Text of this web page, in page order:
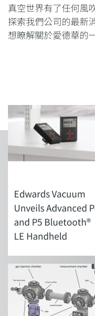
真空世界有了任何風
探索我們公司的最新
想瞭解關於愛德華的
Edwards Vacuum
Unveils Advanced
and P5 Bluetooth®
LE Handheld